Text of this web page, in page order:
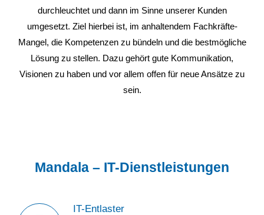
durchleuchtet und dann im Sinne unserer Kunden
umgesetzt. Ziel hierbei ist, im anhaltendem Fachkräfte-
Mangel, die Kompetenzen zu bündeln und die bestmögliche
Lösung zu stellen. Dazu gehört gute Kommunikation,
Visionen zu haben und vor allem offen für neue Ansätze zu
sein.
Mandala – IT-Dienstleistungen
IT-Entlaster